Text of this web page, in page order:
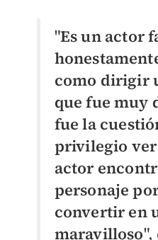
"Es un actor
como dirigir
que fue muy
fue la
privilegio
actor
personaje
convertir en
maravilloso